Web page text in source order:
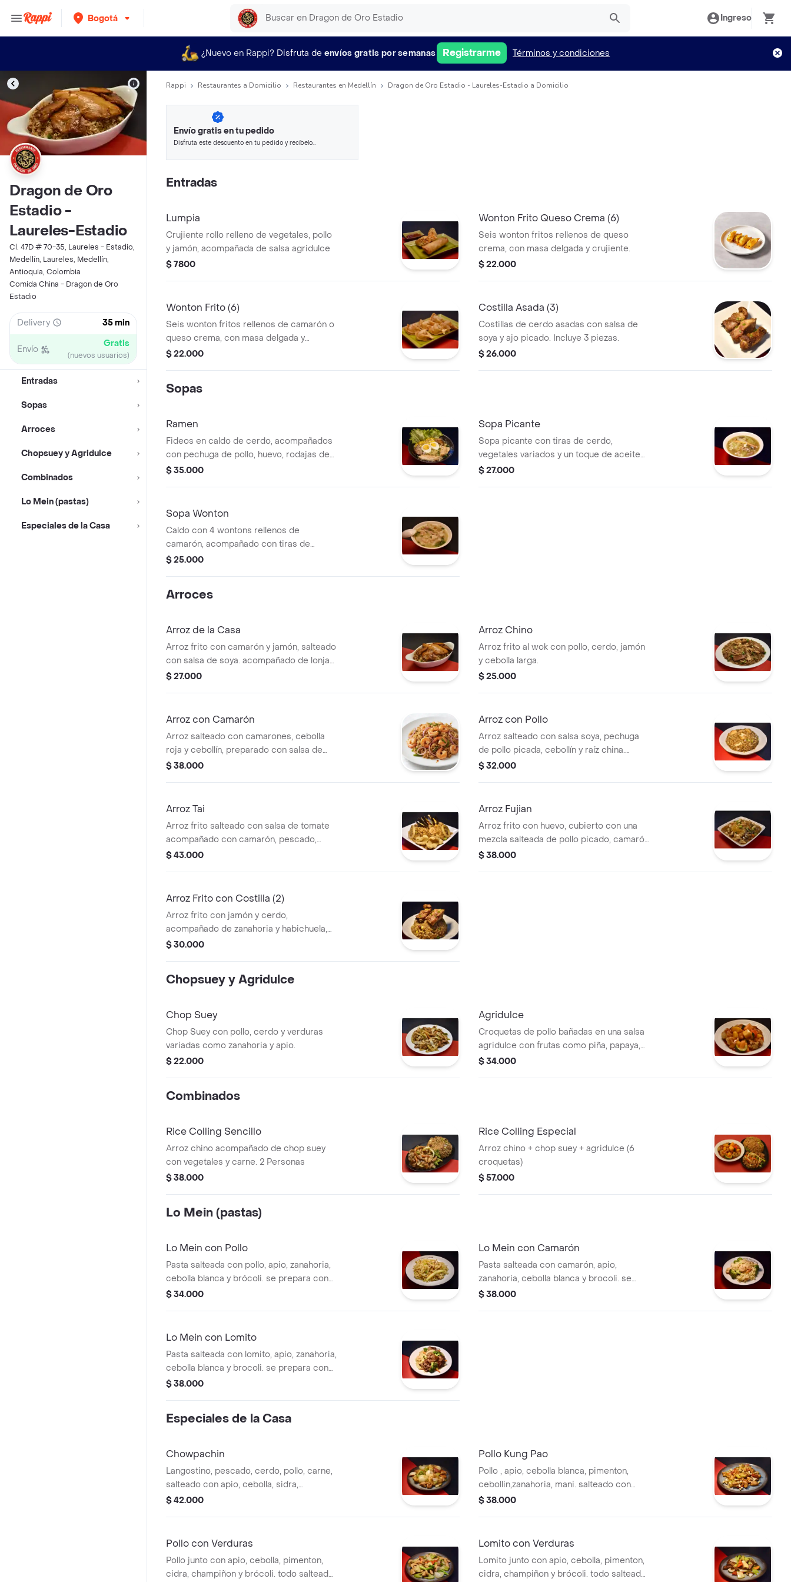
Bogotá Ingreso
¿Nuevo en Rappi? Disfruta de envíos gratis por semanas Registrarme Términos y condiciones
Dragon de Oro
Estadio -
Laureles-Estadio
Cl. 47D # 70-35, Laureles - Estadio,
Medellín, Laureles, Medellín,
Antioquia, Colombia
Comida China - Dragon de Oro
Estadio
Delivery 35 min
Envío Gratis
(nuevos usuarios)
Entradas
Sopas
Arroces
Chopsuey y Agridulce
Combinados
Lo Mein (pastas)
Especiales de la Casa
Rappi Restaurantes a Domicilio Restaurantes en Medellín Dragon de Oro Estadio - Laureles-Estadio a Domicilio
Envío gratis en tu pedido
Disfruta este descuento en tu pedido y recíbelo
Entradas
Lumpia
Crujiente rollo relleno de vegetales, pollo
y jamón, acompañada de salsa agridulce
$ 7800
Wonton Frito Queso Crema (6)
Seis wonton fritos rellenos de queso
crema, con masa delgada y crujiente.
$ 22.000
Wonton Frito (6)
Seis wonton fritos rellenos de camarón o
queso crema, con masa delgada y
crujiente.
$ 22.000
Costilla Asada (3)
Costillas de cerdo asadas con salsa de
soya y ajo picado. Incluye 3 piezas.
$ 26.000
Sopas
Ramen
Fideos en caldo de cerdo, acompañados
con pechuga de pollo, huevo, rodajas de
cerdo asado y vegetales
$ 35.000
Sopa Picante
Sopa picante con tiras de cerdo,
vegetales variados y un toque de aceite
de ajonjolí
$ 27.000
Sopa Wonton
Caldo con 4 wontons rellenos de
camarón, acompañado con tiras de
cerdo, cebollín y aceite de ajonjolí
$ 25.000
Arroces
Arroz de la Casa
Arroz frito con camarón y jamón, salteado
con salsa de soya. acompañado de lonjas
de cerdo asado y pechuga de pollo,
$ 27.000
Arroz Chino
Arroz frito al wok con pollo, cerdo, jamón
y cebolla larga.
$ 25.000
Arroz con Camarón
Arroz salteado con camarones, cebolla
roja y cebollín, preparado con salsa de
soya. Porción para 2 personas.
$ 38.000
Arroz con Pollo
Arroz salteado con salsa soya, pechuga
de pollo picada, cebollín y raíz china.
Porción para 2 personas.
$ 32.000
Arroz Tai
Arroz frito salteado con salsa de tomate
acompañado con camarón, pescado,
mejillones y calamar
$ 43.000
Arroz Fujian
Arroz frito con huevo, cubierto con una
mezcla salteada de pollo picado, camarón
picado, apio, zanahoria y champiñones,
$ 38.000
Arroz Frito con Costilla (2)
Arroz frito con jamón y cerdo,
acompañado de zanahoria y habichuela,
salteado con salsa de tomate. se sirve
$ 30.000
Chopsuey y Agridulce
Chop Suey
Chop Suey con pollo, cerdo y verduras
variadas como zanahoria y apio.
$ 22.000
Agridulce
Croquetas de pollo bañadas en una salsa
agridulce con frutas como piña, papaya,
pepino y melón
$ 34.000
Combinados
Rice Colling Sencillo
Arroz chino acompañado de chop suey
con vegetales y carne. 2 Personas
$ 38.000
Rice Colling Especial
Arroz chino + chop suey + agridulce (6
croquetas)
$ 57.000
Lo Mein (pastas)
Lo Mein con Pollo
Pasta salteada con pollo, apio, zanahoria,
cebolla blanca y brócoli. se prepara con
salsa de soya y ajo
$ 34.000
Lo Mein con Camarón
Pasta salteada con camarón, apio,
zanahoria, cebolla blanca y brocoli. se
prepara con salsa de soya , salsa de
$ 38.000
Lo Mein con Lomito
Pasta salteada con lomito, apio, zanahoria,
cebolla blanca y brocoli. se prepara con
salsa de soya, salsa de ostras y ajo
$ 38.000
Especiales de la Casa
Chowpachin
Langostino, pescado, cerdo, pollo, carne,
salteado con apio, cebolla, sidra,
pimenton y brócoli. acompañado con una
$ 42.000
Pollo Kung Pao
Pollo , apio, cebolla blanca, pimenton,
cebollin,zanahoria, mani. salteado con
salsa picante china, salsa de ostras, salsa
$ 38.000
Pollo con Verduras
Pollo junto con apio, cebolla, pimenton,
cidra, champiñon y brócoli. todo salteado
Lomito con Verduras
Lomito junto con apio, cebolla, pimenton,
cidra, champiñon y brócoli. todo salteado